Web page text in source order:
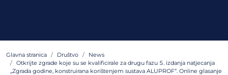
Glavna stranica Društvo
News
Otkrijte zgrade koje su se kvalificirale za drugu fazu 5. izdanja natjecanja
„Zgrada godine, konstruirana korištenjem sustava ALUPROF“. Online glasanje